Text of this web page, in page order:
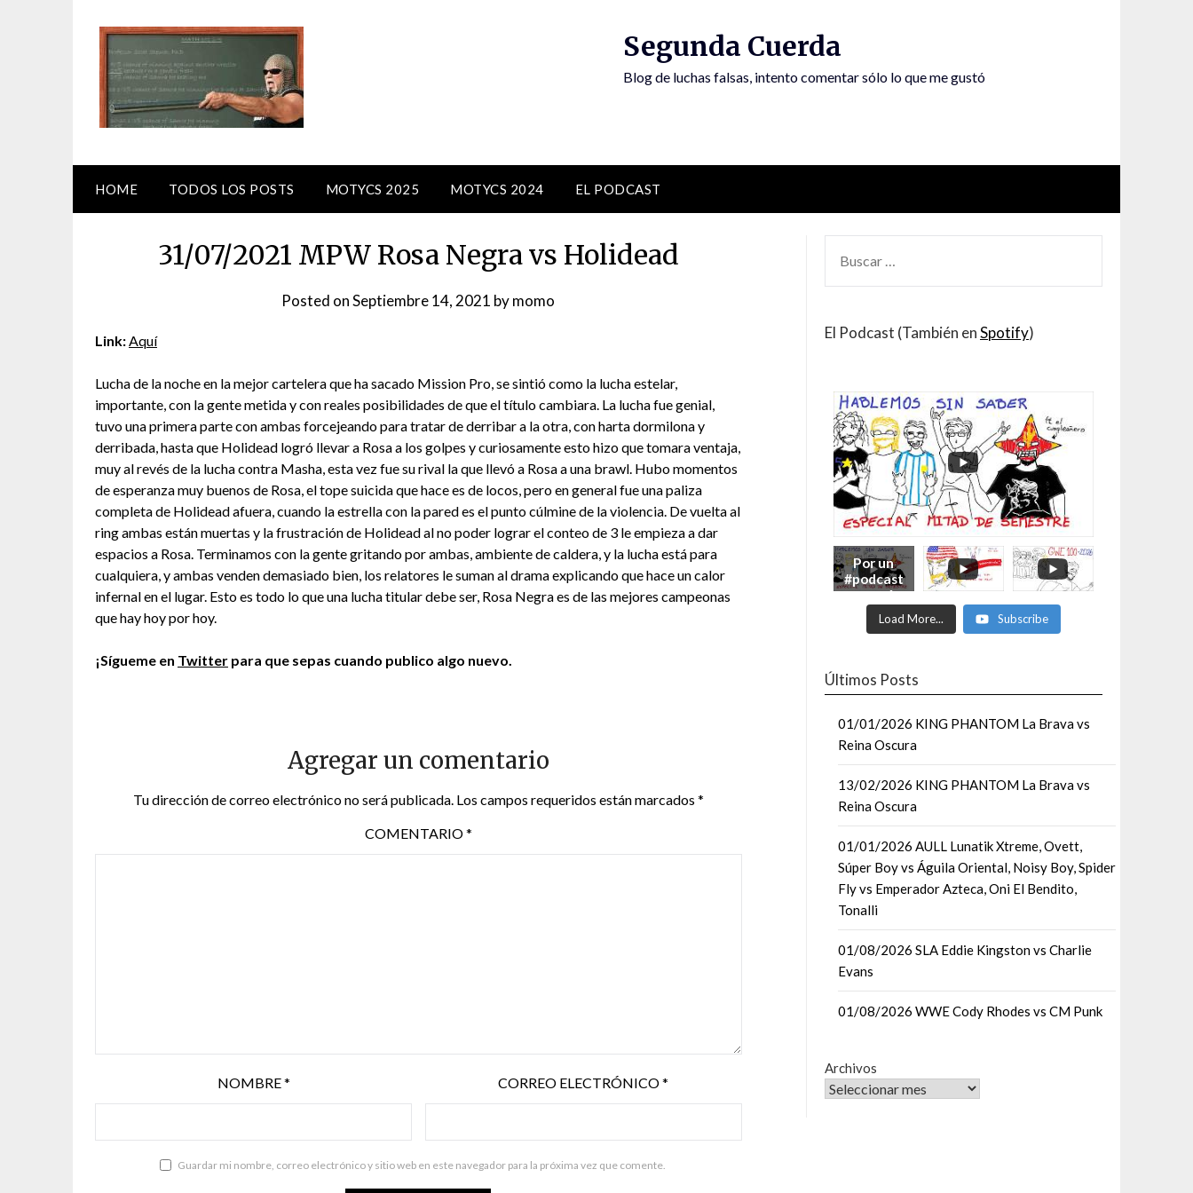
Segunda Cuerda
Blog de luchas falsas, intento comentar sólo lo que me gustó
HOME TODOS LOS POSTS MOTYCS 2025 MOTYCS 2024 EL PODCAST
31/07/2021 MPW Rosa Negra vs Holidead
Posted onSeptiembre 14, 2021 bymomo
Link:Aquí
Lucha de la noche en la mejor cartelera que ha sacado Mission Pro, se sintió como la lucha estelar,
importante, con la gente metida y con reales posibilidades de que el título cambiara. La lucha fue genial,
tuvo una primera parte con ambas forcejeando para tratar de derribar a la otra, con harta dormilona y
derribada, hasta que Holidead logró llevar a Rosa a los golpes y curiosamente esto hizo que tomara ventaja,
muy al revés de la lucha contra Masha, esta vez fue su rival la que llevó a Rosa a una brawl. Hubo momentos
de esperanza muy buenos de Rosa, el tope suicida que hace es de locos, pero en general fue una paliza
completa de Holidead afuera, cuando la estrella con la pared es el punto cúlmine de la violencia. De vuelta al
ring ambas están muertas y la frustración de Holidead al no poder lograr el conteo de 3 le empieza a dar
espacios a Rosa. Terminamos con la gente gritando por ambas, ambiente de caldera, y la lucha está para
cualquiera, y ambas venden demasiado bien, los relatores le suman al drama explicando que hace un calor
infernal en el lugar. Esto es todo lo que una lucha titular debe ser, Rosa Negra es de las mejores campeonas
que hay hoy por hoy.
¡Sígueme en Twitter para que sepas cuando publico algo nuevo.
Agregar un comentario
Tu dirección de correo electrónico no será publicada. Los campos requeridos están marcados *
COMENTARIO*
NOMBRE* CORREO ELECTRÓNICO*
Guardar mi nombre, correo electrónico y sitio web en este navegador para la próxima vez que comente.
POR:
El Podcast (También enSpotify)
Por un
#podcast
con más
Moonsaul
ts #93:
MITAD
DE AÑO
Load More... Subscribe
Últimos Posts
01/01/2026 KING PHANTOM La Brava vs
Reina Oscura
13/02/2026 KING PHANTOM La Brava vs
Reina Oscura
01/01/2026 AULL Lunatik Xtreme, Ovett,
Súper Boy vs Águila Oriental, Noisy Boy, Spider
Fly vs Emperador Azteca, Oni El Bendito,
Tonalli
01/08/2026 SLA Eddie Kingston vs Charlie
Evans
01/08/2026 WWE Cody Rhodes vs CM Punk
Archivos